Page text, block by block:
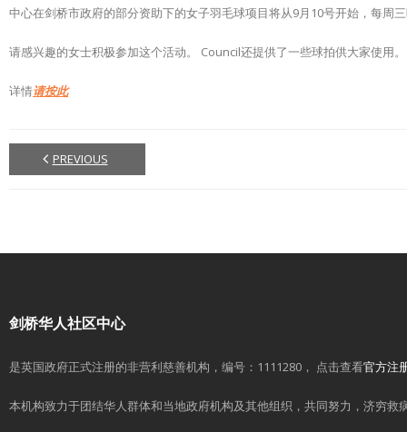
中心在剑桥市政府的部分资助下的女子羽毛球项目将从9月10号开始，每
请感兴趣的女士积极参加这个活动。 Council还提供了一些球拍供大家使用。
详情请按此
PREVIOUS
剑桥华人社区中心
是英国政府正式注册的非营利慈善机构，编号：1111280， 点击查看官方注
本机构致力于团结华人群体和当地政府机构及其他组织，共同努力，济穷